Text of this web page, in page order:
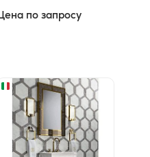
по запросу